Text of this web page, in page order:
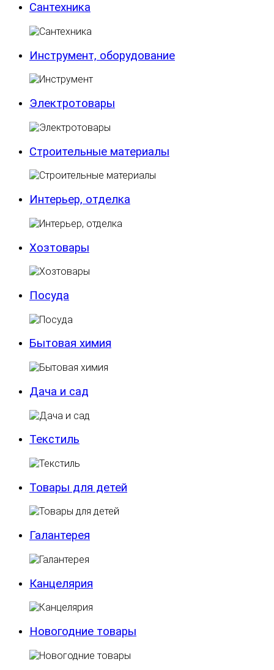
Сантехника
Инструмент, оборудование
Электротовары
Строительные материалы
Интерьер, отделка
Хозтовары
Посуда
Бытовая химия
Дача и сад
Текстиль
Товары для детей
Галантерея
Канцелярия
Новогодние товары